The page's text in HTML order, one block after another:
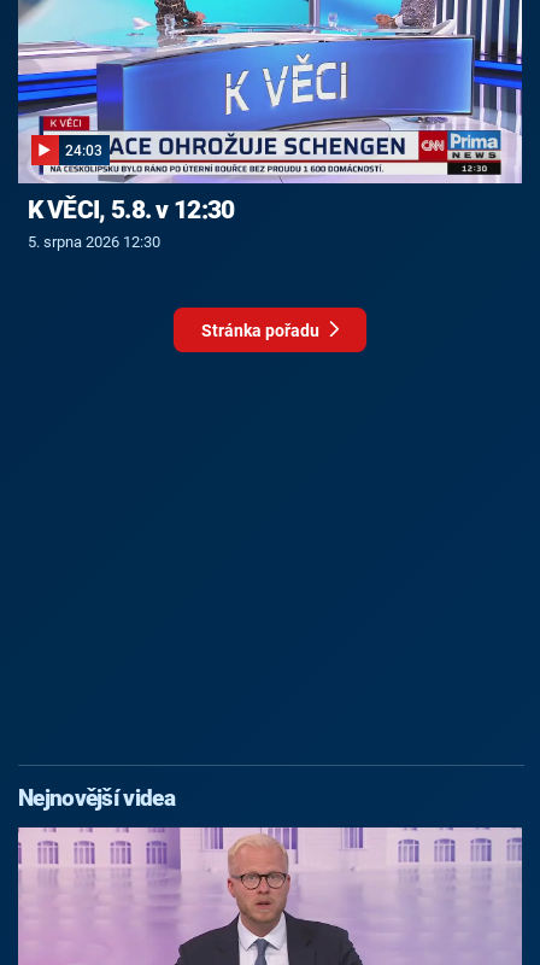
24:03
K VĚCI, 5.8. v 12:30
5. srpna 2026 12:30
Stránka pořadu
Nejnovější videa